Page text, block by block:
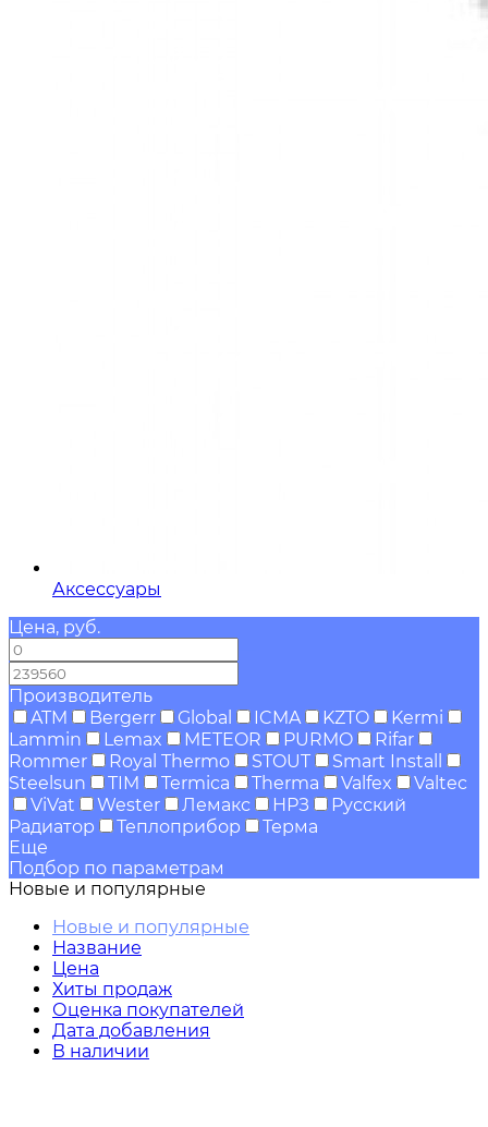
Аксессуары
Цена, руб.
Производитель
ATM
Bergerr Global ICMA KZTO
Kermi
Lammin
Lemax METEOR PURMO
Rifar
Rommer
Royal Thermo STOUT
Smart Install
Steelsun
TIM Termica Therma Valfex
Valtec
ViVat
Wester Лемакс НРЗ
Русский
Радиатор
Теплоприбор
Терма
Еще
Подбор по параметрам
Новые и популярные
Новые и популярные
Название
Цена
Хиты продаж
Оценка покупателей
Дата добавления
В наличии